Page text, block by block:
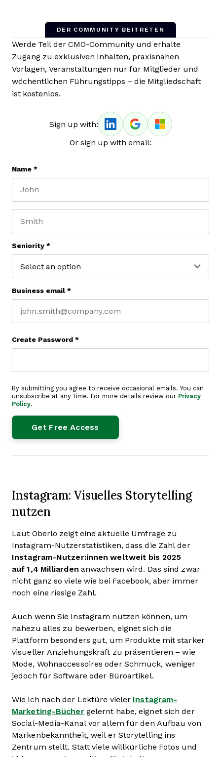
DER COMMUNITY BEITRETEN
Werde Teil der CMO-Community und erhalte
Zugang zu exklusiven Inhalten, praxisnahen
Vorlagen, Veranstaltungen nur für Mitglieder und
wöchentlichen Führungstipps – die Mitgliedschaft
ist kostenlos.
Sign up with:
Or sign up with email:
Name *
Seniority *
Business email *
Create Password *
By submitting you agree to receive occasional emails. You can
unsubscribe at any time. For more details review our Privacy
Policy.
Instagram: Visuelles Storytelling
nutzen
Laut Oberlo zeigt eine aktuelle Umfrage zu
Instagram-Nutzerstatistiken, dass die Zahl der
Instagram-Nutzer:innen weltweit bis 2025
auf 1,4 Milliarden anwachsen wird. Das sind zwar
nicht ganz so viele wie bei Facebook, aber immer
noch eine riesige Zahl.
Auch wenn Sie Instagram nutzen können, um
nahezu alles zu bewerben, eignet sich die
Plattform besonders gut, um Produkte mit starker
visueller Anziehungskraft zu präsentieren – wie
Mode, Wohnaccessoires oder Schmuck, weniger
jedoch für Software oder Büroartikel.
Wie ich nach der Lektüre vieler Instagram-
Marketing-Büchergelernt habe, eignet sich der
Social-Media-Kanal vor allem für den Aufbau von
Markenbekanntheit, weil er Storytelling ins
Zentrum stellt. Statt viele willkürliche Fotos und